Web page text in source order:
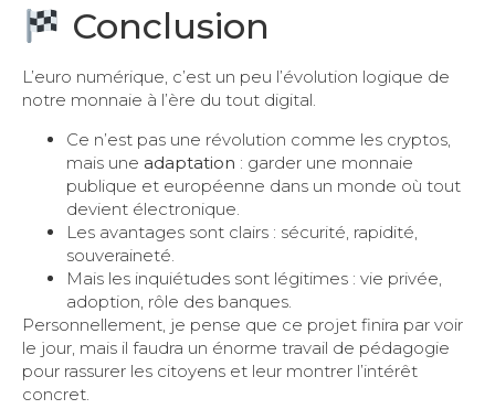
Conclusion
L’euro numérique, c’est un peu l’évolution logique de
notre monnaie à l’ère du tout digital.
Ce n’est pas une révolution comme les cryptos,
mais une adaptation : garder une monnaie
publique et européenne dans un monde où tout
devient électronique.
Les avantages sont clairs : sécurité, rapidité,
souveraineté.
Mais les inquiétudes sont légitimes : vie privée,
adoption, rôle des banques.
Personnellement, je pense que ce projet finira par voir
le jour, mais il faudra un énorme travail de pédagogie
pour rassurer les citoyens et leur montrer l’intérêt
concret.